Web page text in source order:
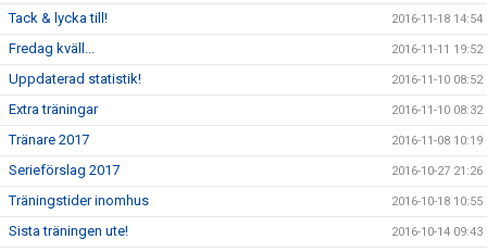
Tack & lycka till! 2016-11-18 14:54
Fredag kväll... 2016-11-11 19:52
Uppdaterad statistik! 2016-11-10 08:52
Extra träningar 2016-11-10 08:32
Tränare 2017 2016-11-08 10:19
Serieförslag 2017 2016-10-27 21:26
Träningstider inomhus 2016-10-18 10:55
Sista träningen ute! 2016-10-14 09:43